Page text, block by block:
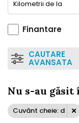
Finantare
CAUTARE
AVANSATA
Nu s-au
Cuvânt cheie: d